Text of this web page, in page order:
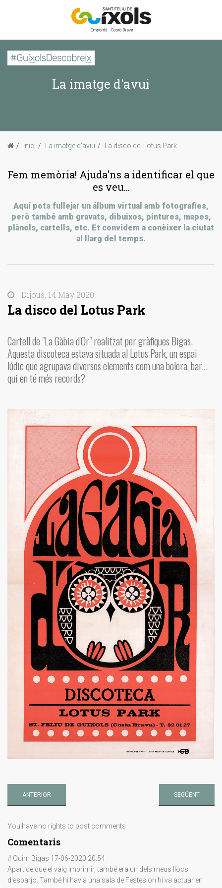
La imatge d'avui
Inici La imatge d'avui La disco del Lotus Park
Fem memòria! Ajuda'ns a identificar el que
es veu...
Aquí pots fullejar un álbum virtual amb fotografies,
però també amb gravats, dibuixos, pintures, mapes,
plànols, cartells, etc. Et convidem a conèixer la ciutat
al llarg del temps.
Dijous, 14 May 2020
La disco del Lotus Park
Cartell de "La Gàbia d'Or" realitzat per gràfiques Bigas.
Aquesta discoteca estava situada al Lotus Park, un espai
lúdic que agrupava diversos elements com una bolera, bar...
qui en té més records?
ANTERIOR SEGÜENT
You have no rights to post comments
Comentaris
# Quim Bigas 17-06-2020 20:54
Apart de que el vaig imprimir, també era un dels meus llocs
d'esbarjo. També hi havia una sala de Festes on hi va actuar en
Inici
Passejades